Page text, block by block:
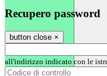
Recupero password
button close ×
all'indirizzo indicato con le